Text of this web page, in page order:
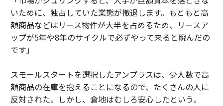
いために、独占していた業態が撤退します。もともと高
額商品などはリース物件が大半を占めるため、リースア
ップが5年や8年のサイクルで必ずやって来ると睨んだの
です」
スモールスタートを選択したアンプラスは、少人数で高
額商品の在庫を抱えることになるので、たくさんの人に
反対された。しかし、倉地はむしろ安心したという。